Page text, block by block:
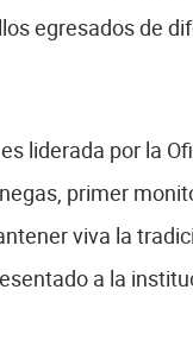
egresados de
liderada por la
primer
viva la
a la